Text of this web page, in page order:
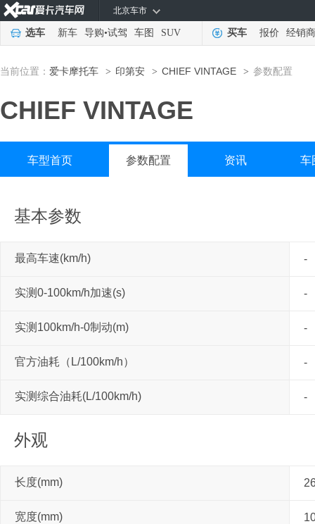
北京车市
选车 新车 导购•试驾 车图 SUV 买车 报价 经销商
当前位置： 爱卡摩托车 > 印第安 > CHIEF VINTAGE > 参数配置
CHIEF VINTAGE
车型首页 参数配置 资讯 车
基本参数
最高车速(km/h) -
实测0-100km/h加速(s) -
实测100km/h-0制动(m) -
官方油耗（L/100km/h） -
实测综合油耗(L/100km/h) -
外观
长度(mm)
宽度(mm)